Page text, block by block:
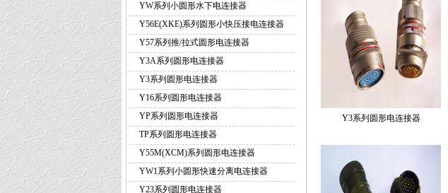
YW系列小圆形水下电连接器
Y56E(XKE)系列圆形小快压接电连接器
Y57系列推/拉式圆形电连接器
Y3A系列圆形电连接器
Y3系列圆形电连接器
Y16系列圆形电连接器
YP系列圆形电连接器
TP系列圆形电连接器
Y55M(XCM)系列圆形电连接器
YW1系列小圆形快速分离电连接器
Y23系列圆形电连接器
Y3系列圆形电连接器